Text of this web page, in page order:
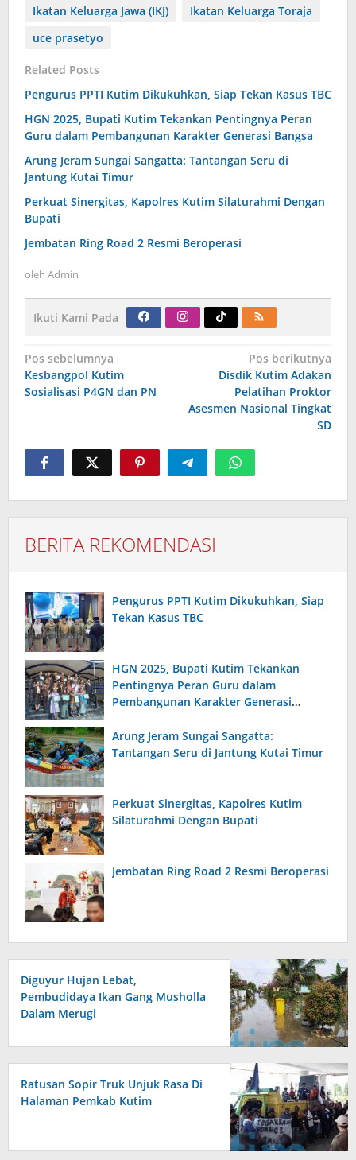
Ikatan Keluarga Jawa (IKJ)
Ikatan Keluarga Toraja
uce prasetyo
Related Posts
Pengurus PPTI Kutim Dikukuhkan, Siap Tekan Kasus TBC
HGN 2025, Bupati Kutim Tekankan Pentingnya Peran
Guru dalam Pembangunan Karakter Generasi Bangsa
Arung Jeram Sungai Sangatta: Tantangan Seru di
Jantung Kutai Timur
Perkuat Sinergitas, Kapolres Kutim Silaturahmi Dengan
Bupati
Jembatan Ring Road 2 Resmi Beroperasi
oleh Admin
Ikuti Kami Pada
Navigasi
pos
Pos sebelumnya
Kesbangpol Kutim
Sosialisasi P4GN dan PN
Pos berikutnya
Disdik Kutim Adakan
Pelatihan Proktor
Asesmen Nasional Tingkat
SD
BERITA REKOMENDASI
Pengurus PPTI Kutim Dikukuhkan, Siap
Tekan Kasus TBC
HGN 2025, Bupati Kutim Tekankan
Pentingnya Peran Guru dalam
Pembangunan Karakter Generasi
Arung Jeram Sungai Sangatta:
Tantangan Seru di Jantung Kutai Timur
Perkuat Sinergitas, Kapolres Kutim
Silaturahmi Dengan Bupati
Jembatan Ring Road 2 Resmi Beroperasi
Diguyur Hujan Lebat,
Pembudidaya Ikan Gang Musholla
Dalam Merugi
Ratusan Sopir Truk Unjuk Rasa Di
Halaman Pemkab Kutim